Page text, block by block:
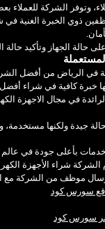
وتوفر الشركة للعملاء
ذوي الخبرة الغنية في
حالة الجهاز وتأكيد
في الرياض من أفضل
خبرة كافية في شراء
في مجال الاجهزة
جيدة ولكنها مستخدمة،
خدمات بأعلى جودة في
شراء الأجهزة
موظف من الشركة مع
سورس كود
سورس كود